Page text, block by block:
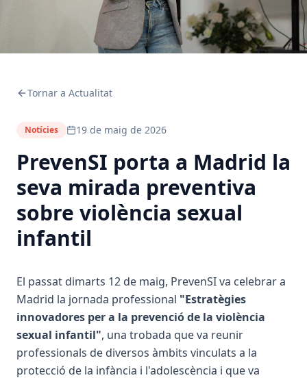
Tornar a Actualitat
Notícies 19 de maig de 2026
PrevenSI porta a Madrid la
seva mirada preventiva
sobre violència sexual
infantil
El passat dimarts 12 de maig, PrevenSI va celebrar a
Madrid la jornada professional "Estratègies
innovadores per a la prevenció de la violència
sexual infantil", una trobada que va reunir
professionals de diversos àmbits vinculats a la
protecció de la infància i l'adolescència i que va